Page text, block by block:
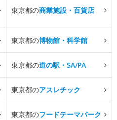
東京都の商業施設・百貨店
東京都の博物館・科学館
東京都の道の駅・SA/PA
東京都のアスレチック
東京都のフードテーマパーク